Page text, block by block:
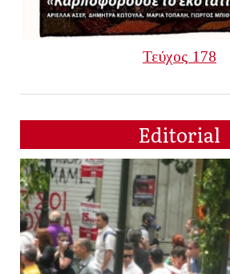
Τεύχος 178
Editorial